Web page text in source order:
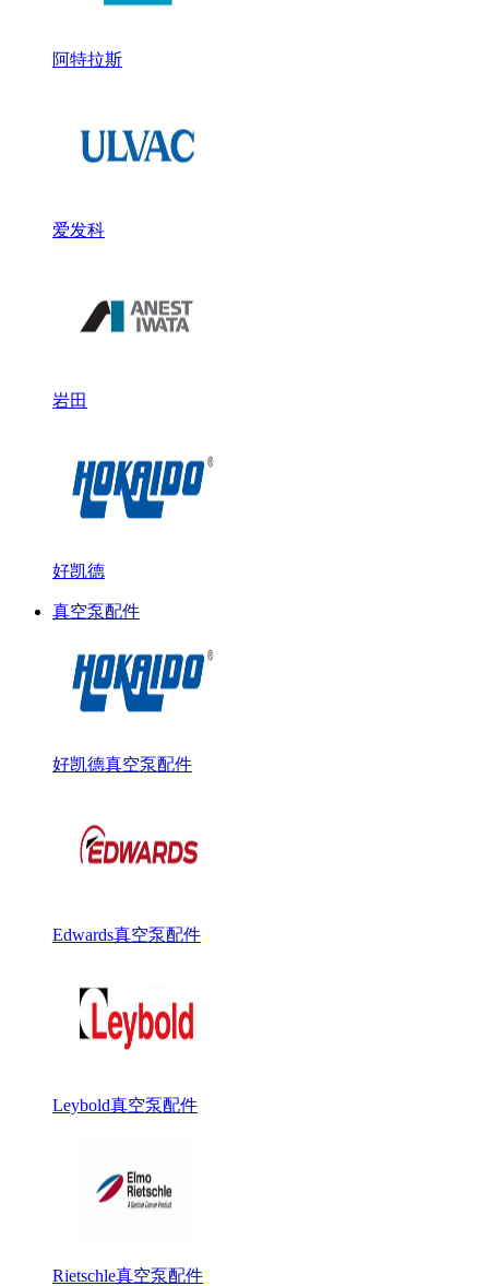
阿特拉斯
爱发科
岩田
好凯德
真空泵配件
好凯德真空泵配件
Edwards真空泵配件
Leybold真空泵配件
Rietschle真空泵配件